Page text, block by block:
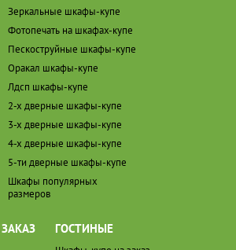
Зеркальные шкафы-купе
Фотопечать на шкафах-купе
Пескоструйные шкафы-купе
Оракал шкафы-купе
Лдсп шкафы-купе
2-х дверные шкафы-купе
3-х дверные шкафы-купе
4-х дверные шкафы-купе
5-ти дверные шкафы-купе
Шкафы популярных
размеров
ГОСТИНЫЕ